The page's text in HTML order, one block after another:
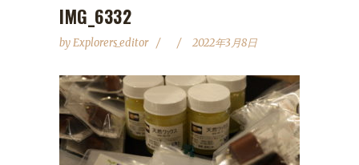
IMG_6332
byExplorers_editor 2022年3月8日